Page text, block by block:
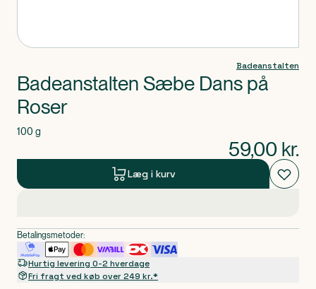
Badeanstalten
Badeanstalten Sæbe Dans på
Roser
100 g
59,00 kr.
Læg i kurv
Betalingsmetoder:
Hurtig levering 0-2 hverdage
Fri fragt ved køb over 249 kr.*